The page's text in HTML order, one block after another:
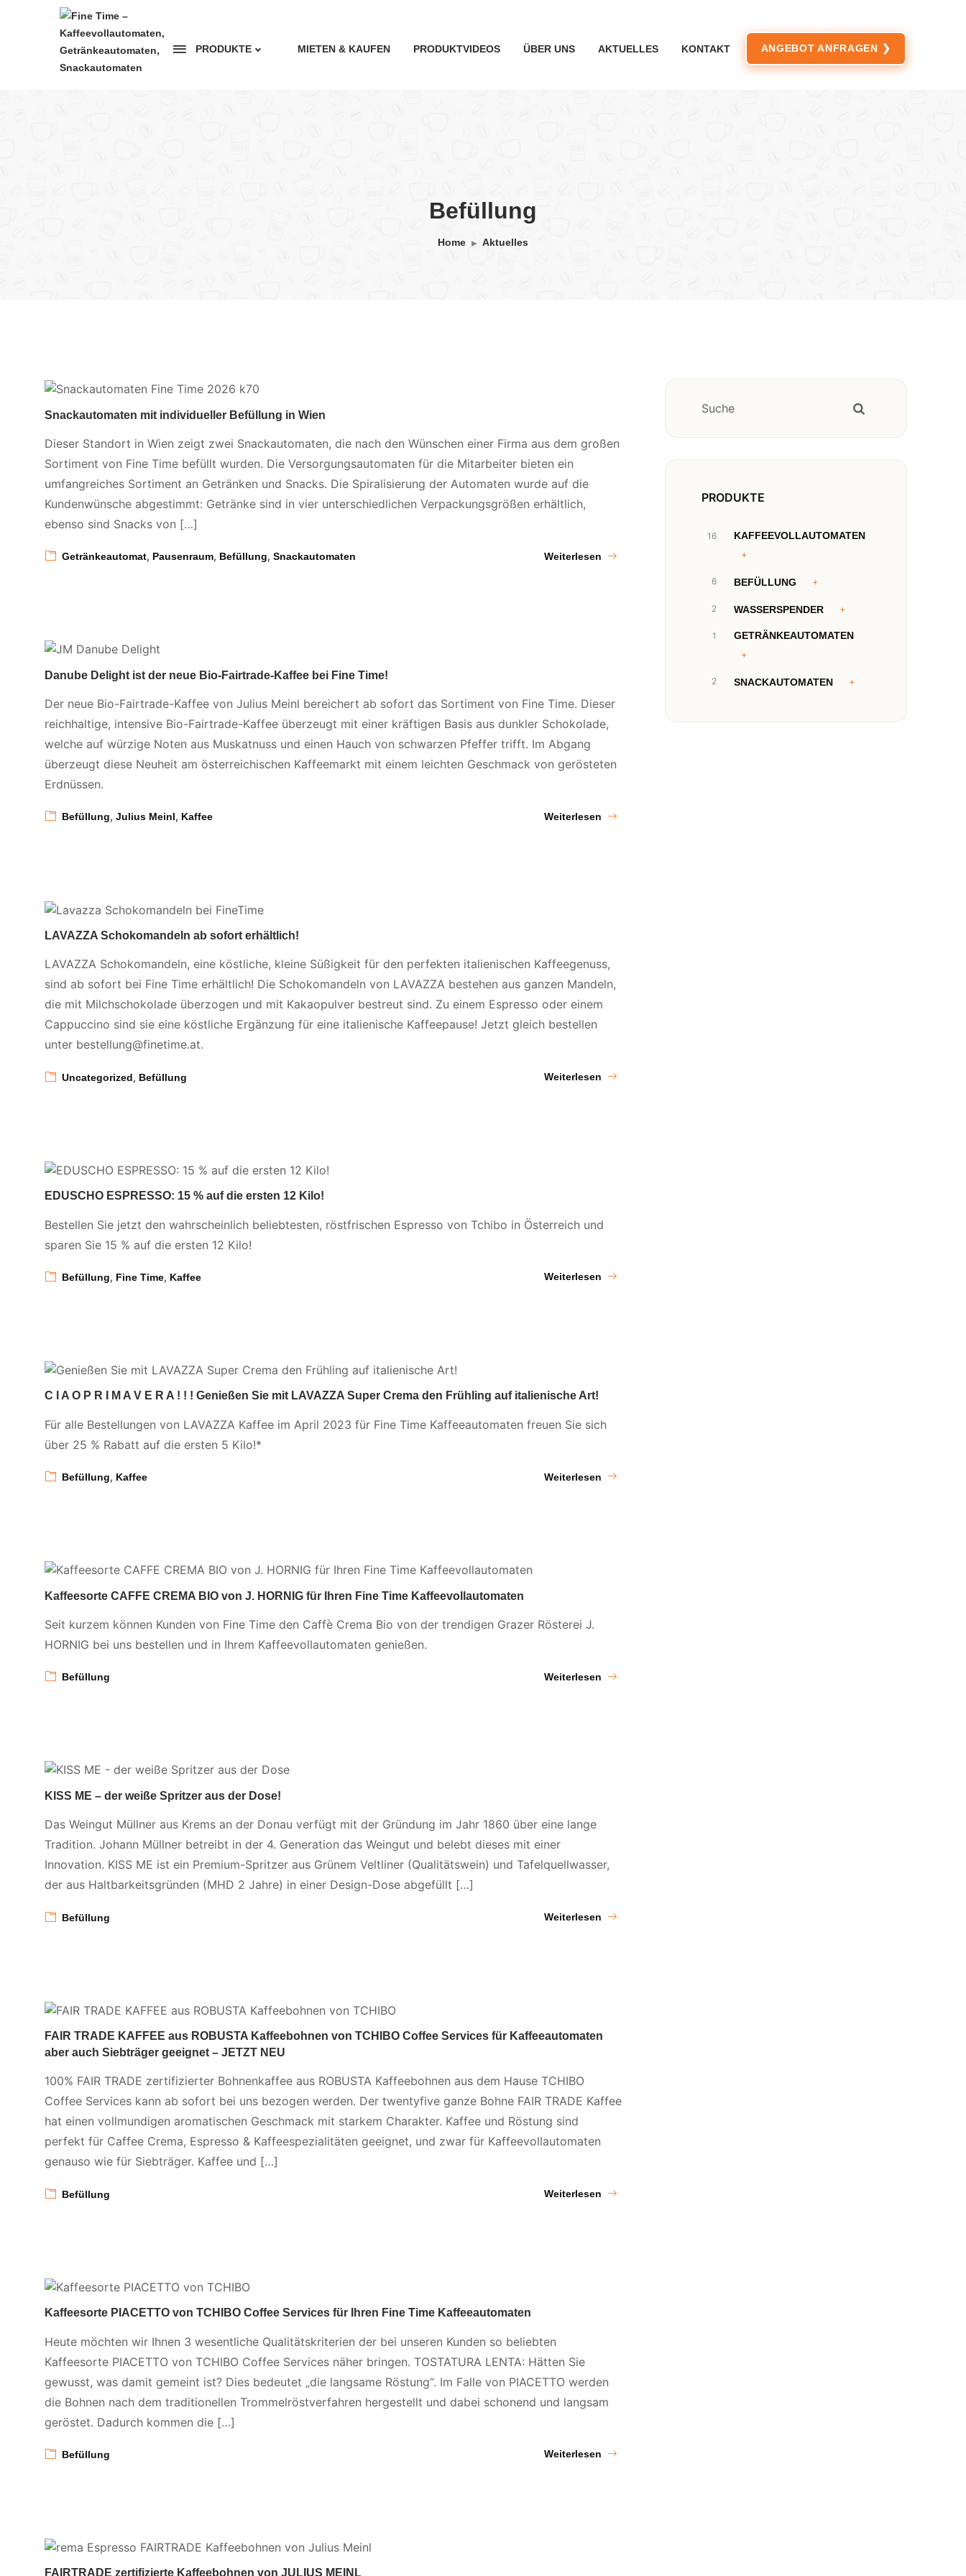
PRODUKTE MIETEN & KAUFEN PRODUKTVIDEOS ÜBER UNS AKTUELLES KONTAKT ANGEBOT ANFRAGEN ❯
Befüllung
Home Aktuelles
Snackautomaten mit individueller Befüllung in Wien
Dieser Standort in Wien zeigt zwei Snackautomaten, die nach den Wünschen einer Firma aus dem großen
Sortiment von Fine Time befüllt wurden. Die Versorgungsautomaten für die Mitarbeiter bieten ein
umfangreiches Sortiment an Getränken und Snacks. Die Spiralisierung der Automaten wurde auf die
Kundenwünsche abgestimmt: Getränke sind in vier unterschiedlichen Verpackungsgrößen erhältlich,
ebenso sind Snacks von […]
Getränkeautomat, Pausenraum, Befüllung, Snackautomaten Weiterlesen
Danube Delight ist der neue Bio-Fairtrade-Kaffee bei Fine Time!
Der neue Bio-Fairtrade-Kaffee von Julius Meinl bereichert ab sofort das Sortiment von Fine Time. Dieser
reichhaltige, intensive Bio-Fairtrade-Kaffee überzeugt mit einer kräftigen Basis aus dunkler Schokolade,
welche auf würzige Noten aus Muskatnuss und einen Hauch von schwarzen Pfeffer trifft. Im Abgang
überzeugt diese Neuheit am österreichischen Kaffeemarkt mit einem leichten Geschmack von gerösteten
Erdnüssen.
Befüllung, Julius Meinl, Kaffee Weiterlesen
LAVAZZA Schokomandeln ab sofort erhältlich!
LAVAZZA Schokomandeln, eine köstliche, kleine Süßigkeit für den perfekten italienischen Kaffeegenuss,
sind ab sofort bei Fine Time erhältlich! Die Schokomandeln von LAVAZZA bestehen aus ganzen Mandeln,
die mit Milchschokolade überzogen und mit Kakaopulver bestreut sind. Zu einem Espresso oder einem
Cappuccino sind sie eine köstliche Ergänzung für eine italienische Kaffeepause! Jetzt gleich bestellen
unter bestellung@finetime.at.
Uncategorized, Befüllung Weiterlesen
EDUSCHO ESPRESSO: 15 % auf die ersten 12 Kilo!
Bestellen Sie jetzt den wahrscheinlich beliebtesten, röstfrischen Espresso von Tchibo in Österreich und
sparen Sie 15 % auf die ersten 12 Kilo!
Befüllung, Fine Time, Kaffee Weiterlesen
C I A O P R I M A V E R A ! ! ! Genießen Sie mit LAVAZZA Super Crema den Frühling auf italienische Art!
Für alle Bestellungen von LAVAZZA Kaffee im April 2023 für Fine Time Kaffeeautomaten freuen Sie sich
über 25 % Rabatt auf die ersten 5 Kilo!*
Befüllung, Kaffee Weiterlesen
Kaffeesorte CAFFE CREMA BIO von J. HORNIG für Ihren Fine Time Kaffeevollautomaten
Seit kurzem können Kunden von Fine Time den Caffè Crema Bio von der trendigen Grazer Rösterei J.
HORNIG bei uns bestellen und in Ihrem Kaffeevollautomaten genießen.
Befüllung Weiterlesen
KISS ME – der weiße Spritzer aus der Dose!
Das Weingut Müllner aus Krems an der Donau verfügt mit der Gründung im Jahr 1860 über eine lange
Tradition. Johann Müllner betreibt in der 4. Generation das Weingut und belebt dieses mit einer
Innovation. KISS ME ist ein Premium-Spritzer aus Grünem Veltliner (Qualitätswein) und Tafelquellwasser,
der aus Haltbarkeitsgründen (MHD 2 Jahre) in einer Design-Dose abgefüllt […]
Befüllung Weiterlesen
FAIR TRADE KAFFEE aus ROBUSTA Kaffeebohnen von TCHIBO Coffee Services für Kaffeeautomaten
aber auch Siebträger geeignet – JETZT NEU
100% FAIR TRADE zertifizierter Bohnenkaffee aus ROBUSTA Kaffeebohnen aus dem Hause TCHIBO
Coffee Services kann ab sofort bei uns bezogen werden. Der twentyfive ganze Bohne FAIR TRADE Kaffee
hat einen vollmundigen aromatischen Geschmack mit starkem Charakter. Kaffee und Röstung sind
perfekt für Caffee Crema, Espresso & Kaffeespezialitäten geeignet, und zwar für Kaffeevollautomaten
genauso wie für Siebträger. Kaffee und […]
Befüllung Weiterlesen
Kaffeesorte PIACETTO von TCHIBO Coffee Services für Ihren Fine Time Kaffeeautomaten
Heute möchten wir Ihnen 3 wesentliche Qualitätskriterien der bei unseren Kunden so beliebten
Kaffeesorte PIACETTO von TCHIBO Coffee Services näher bringen. TOSTATURA LENTA: Hätten Sie
gewusst, was damit gemeint ist? Dies bedeutet „die langsame Röstung“. Im Falle von PIACETTO werden
die Bohnen nach dem traditionellen Trommelröstverfahren hergestellt und dabei schonend und langsam
geröstet. Dadurch kommen die […]
Befüllung Weiterlesen
FAIRTRADE zertifizierte Kaffeebohnen von JULIUS MEINL
PRODUKTE
16 KAFFEEVOLLAUTOMATEN
6 BEFÜLLUNG
2 WASSERSPENDER
1 GETRÄNKEAUTOMATEN
2 SNACKAUTOMATEN